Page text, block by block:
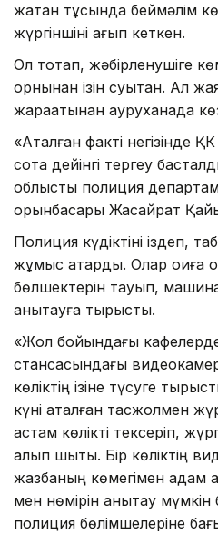
жатқан тұсында беймәлім
жүргіншіні қағып кеткен.
Ол тоқтап, жәбірленушіге
орнынан ізін суытқан. Ал
жарақатынан ауруханада
«Аталған факті негізінде
сотқа дейінгі тергеу
облыстық полиция
орынбасары Жасқайрат
Полиция күдіктіні іздеп,
жұмыс атқарды. Олар оқиға
бөлшектерін тауып,
анықтауға тырысты.
«Жол бойындағы
стансасындағы
көліктің ізіне түсуге
күні аталған тасжолмен
астам көлікті тексеріп,
алып шықты. Бір көліктің
жазбаның көмегімен адам
мен нөмірін анықтау
полиция бөлімшелеріне